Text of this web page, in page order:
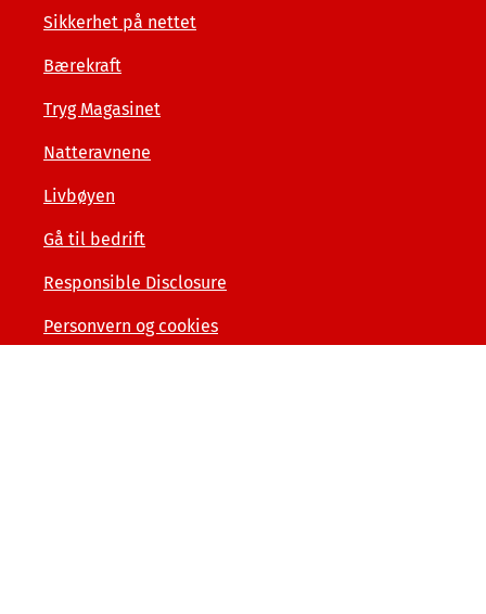
Sikkerhet på nettet
Bærekraft
Tryg Magasinet
Natteravnene
Livbøyen
Gå til bedrift
Responsible Disclosure
Personvern og cookies